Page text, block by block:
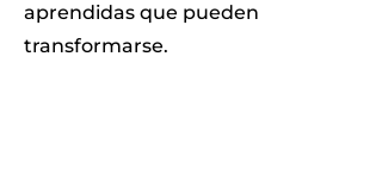
aprendidas que pueden
transformarse.